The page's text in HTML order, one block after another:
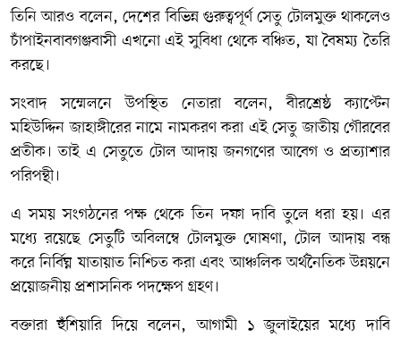
তিনি আরও বলেন, দেশের বিভিন্ন গুরুত্বপূর্ণ সেতু টোলমুক্ত থাকলেও
চাঁপাইনবাবগঞ্জবাসী এখনো এই সুবিধা থেকে বঞ্চিত, যা বৈষম্য তৈরি
করছে।
সংবাদ সম্মেলনে উপস্থিত নেতারা বলেন, বীরশ্রেষ্ঠ ক্যাপ্টেন
মহিউদ্দিন জাহাঙ্গীরের নামে নামকরণ করা এই সেতু জাতীয় গৌরবের
প্রতীক। তাই এ সেতুতে টোল আদায় জনগণের আবেগ ও প্রত্যাশার
পরিপন্থী।
এ সময় সংগঠনের পক্ষ থেকে তিন দফা দাবি তুলে ধরা হয়। এর
মধ্যে রয়েছে সেতুটি অবিলম্বে টোলমুক্ত ঘোষণা, টোল আদায় বন্ধ
করে নির্বিঘ্ন যাতায়াত নিশ্চিত করা এবং আঞ্চলিক অর্থনৈতিক উন্নয়নে
প্রয়োজনীয় প্রশাসনিক পদক্ষেপ গ্রহণ।
বক্তারা হুঁশিয়ারি দিয়ে বলেন, আগামী ১ জুলাইয়ের মধ্যে দাবি